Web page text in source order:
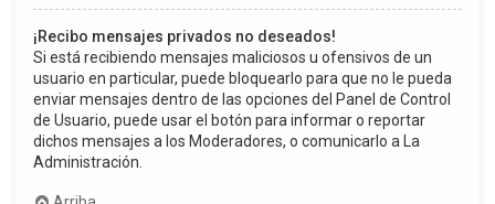
¡Recibo mensajes privados no deseados!
Si está recibiendo mensajes maliciosos u ofensivos de un
usuario en particular, puede bloquearlo para que no le pueda
enviar mensajes dentro de las opciones del Panel de Control
de Usuario, puede usar el botón para informar o reportar
dichos mensajes a los Moderadores, o comunicarlo a La
Administración.